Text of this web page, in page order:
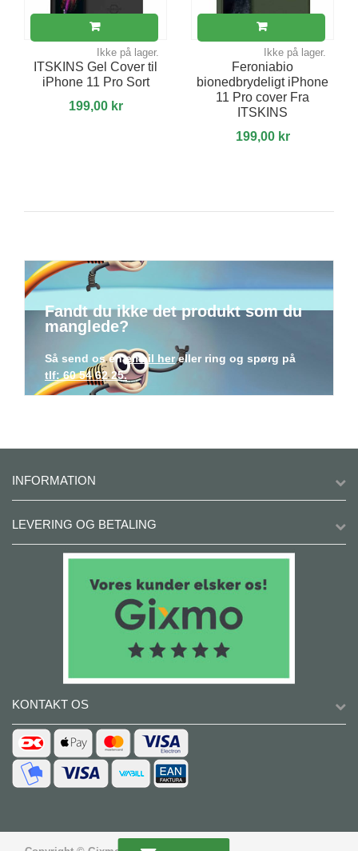
Ikke på lager.
ITSKINS Gel Cover til
iPhone 11 Pro Sort
199,00 kr
Ikke på lager.
Feroniabio
bionedbrydeligt iPhone
11 Pro cover Fra
ITSKINS
199,00 kr
Fandt du ikke det produkt som du
manglede?
Så send os enemail hereller ring og spørg på
tlf: 60 54 62 25.
INFORMATION
LEVERING OG BETALING
KONTAKT OS